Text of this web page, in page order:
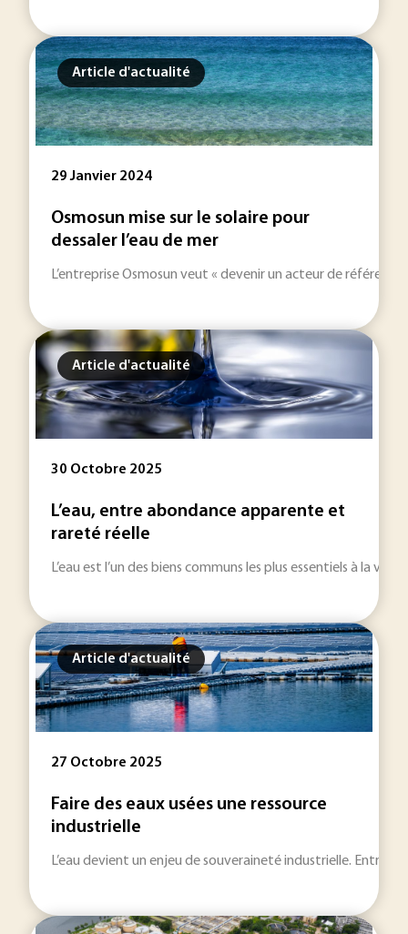
Article d'actualité
29 Janvier 2024
Osmosun mise sur le solaire pour
dessaler l’eau de mer
L’entreprise Osmosun veut « devenir un acteur de référence
Article d'actualité
30 Octobre 2025
L’eau, entre abondance apparente et
rareté réelle
L’eau est l’un des biens communs les plus essentiels à la
Article d'actualité
27 Octobre 2025
Faire des eaux usées une ressource
industrielle
L’eau devient un enjeu de souveraineté industrielle. Entre